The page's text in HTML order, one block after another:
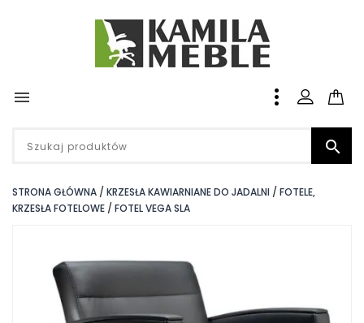


STRONA GŁÓWNA KRZESŁA KAWIARNIANE DO JADALNI
FOTELE,
KRZESŁA FOTELOWE
FOTEL VEGA SLA